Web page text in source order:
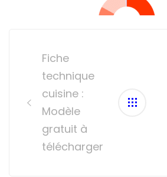
navigation
Fiche
technique
cuisine :
Modèle
gratuit à
télécharger